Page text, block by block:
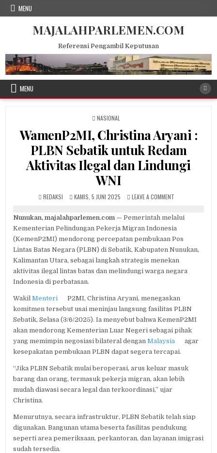
Skip
MENU
MAJALAHPARLEMEN.COM
Referensi Pengambil Keputusan
MENU
POSTED
NASIONAL
WamenP2MI, Christina Aryani :
PLBN Sebatik untuk Redam
Aktivitas Ilegal dan Lindungi
WNI
AUTHOR:
REDAKSI
PUBLISHED
KAMIS, 5 JUNI 2025 LEAVE A COMMENTON
ARYANI
:
PLBN
SEBATIK
UNTUK
REDAM
AKTIVITAS
LINDUNGI
Nunukan, majalahparlemen.com — Pemerintah melalui
Kementerian Pelindungan Pekerja Migran Indonesia
(KemenP2MI) mendorong percepatan pembukaan Pos
Lintas Batas Negara (PLBN) di Sebatik, Kabupaten Nunukan,
Kalimantan Utara, sebagai langkah strategis menekan
aktivitas ilegal lintas batas dan melindungi warga negara
Indonesia di perbatasan.
WakilMenteri
P2MI, Christina Aryani, menegaskan
komitmen tersebut usai meninjau langsung fasilitas PLBN
Sebatik, Selasa (3/6/2025). Ia menyebut bahwa KemenP2MI
akan mendorong Kementerian Luar Negeri sebagai pihak
yang memimpin negosiasi bilateral denganMalaysia
agar
kesepakatan pembukaan PLBN dapat segera tercapai.
“Jika PLBN Sebatik mulai beroperasi, arus keluar masuk
barang dan orang, termasuk pekerja migran, akan lebih
mudah diawasi secara legal dan terkoordinasi,” ujar
Christina.
Menurutnya, secara infrastruktur, PLBN Sebatik telah siap
digunakan. Bangunan utama beserta fasilitas pendukung
seperti area pemeriksaan, perkantoran, dan layanan imigrasi
sudah tersedia.